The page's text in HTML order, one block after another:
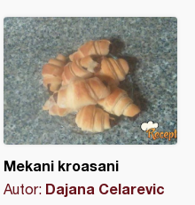
Mekani kroasani
Autor: Dajana Celarevic